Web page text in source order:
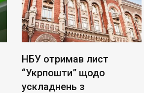
НБУ отримав лист
“Укрпошти” щодо
ускладнень з